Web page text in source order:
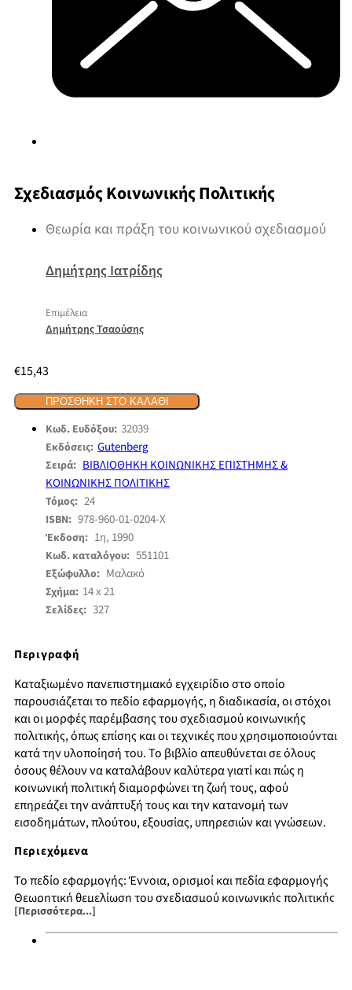
Σχεδιασμός Κοινωνικής Πολιτικής
Θεωρία και πράξη του κοινωνικού σχεδιασμού
Δημήτρης Ιατρίδης
Επιμέλεια
Δημήτρης Τσαούσης
€15,43
ΠΡΟΣΘΉΚΗ ΣΤΟ ΚΑΛΆΘΙ
Κωδ. Ευδόξου: 32039
Εκδόσεις: Gutenberg
Σειρά: ΒΙΒΛΙΟΘΗΚΗ ΚΟΙΝΩΝΙΚΗΣ ΕΠΙΣΤΗΜΗΣ &
ΚΟΙΝΩΝΙΚΗΣ ΠΟΛΙΤΙΚΗΣ
Τόμος: 24
ISBN: 978-960-01-0204-Χ
Έκδοση: 1η, 1990
Κωδ. καταλόγου: 551101
Εξώφυλλο: Μαλακό
Σχήμα: 14 x 21
Σελίδες: 327
Περιγραφή
Καταξιωμένο πανεπιστημιακό εγχειρίδιο στο οποίο
παρουσιάζεται το πεδίο εφαρμογής, η διαδικασία, οι στόχοι
και οι μορφές παρέμβασης του σχεδιασμού κοινωνικής
πολιτικής, όπως επίσης και οι τεχνικές που χρησιμοποιούνται
κατά την υλοποίησή του. Το βιβλίο απευθύνεται σε όλους
όσους θέλουν να καταλάβουν καλύτερα γιατί και πώς η
κοινωνική πολιτική διαμορφώνει τη ζωή τους, αφού
επηρεάζει την ανάπτυξή τους και την κατανομή των
εισοδημάτων, πλούτου, εξουσίας, υπηρεσιών και γνώσεων.
Περιεχόμενα
Το πεδίο εφαρμογής: Έννοια, ορισμοί και πεδία εφαρμογής
Θεωρητική θεμελίωση του σχεδιασμού κοινωνικής πολιτικής
Το μοντέλο της ολοκληρωμένης προσέγγισης
Σχεδιασμένη αλλαγή και θεωρητικές βάσεις μοντέλων
[Περισσότερα...]